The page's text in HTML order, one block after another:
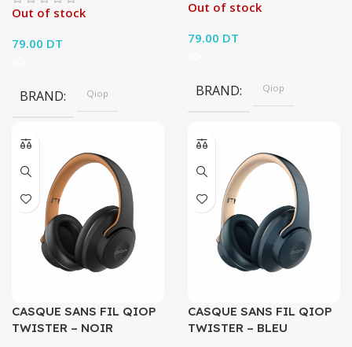
Out of stock
79.00 DT
BRAND Qiop
Out of stock
79.00 DT
BRAND Qiop
CASQUE SANS FIL QIOP
TWISTER – NOIR
CASQUE SANS FIL QIOP
TWISTER – BLEU